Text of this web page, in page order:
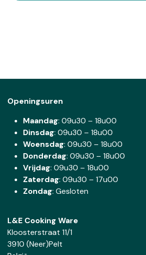
Openingsuren
Maandag: 09u30 – 18u00
Dinsdag: 09u30 – 18u00
Woensdag: 09u30 – 18u00
Donderdag: 09u30 – 18u00
Vrijdag: 09u30 – 18u00
Zaterdag: 09u30 – 17u00
Zondag: Gesloten
L&E Cooking Ware
Kloosterstraat 11/1
3910 (Neer)Pelt